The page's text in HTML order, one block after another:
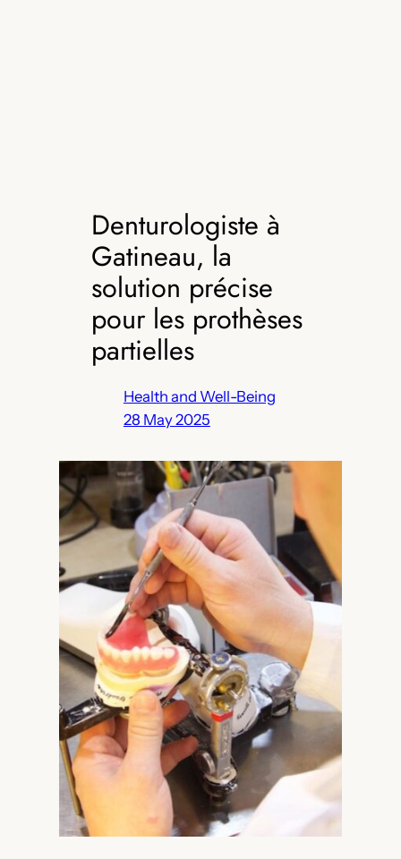
Denturologiste à
Gatineau, la
solution précise
pour les prothèses
partielles
Health and Well-Being
28 May 2025